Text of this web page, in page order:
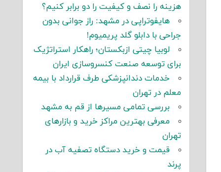
هزینه را نصف و کیفیت را دو برابر کنیم؟
هایفوتراپی در مشهد: راز جوانی بدون
جراحی با دابلو گلد پریمیوم!
لوبیا چیتی ازبکستان؛ راهکار استراتژیک
برای توسعه صنعت کنسروسازی ایران
خدمات دندانپزشکی طرف قرارداد با بیمه
معلم در تهران
بررسی تمامی مسیرها از قم به مشهد
معرفی بهترین مراکز خرید و بازارهای
تهران
قیمت و خرید دستگاه تصفیه آب در
پرند